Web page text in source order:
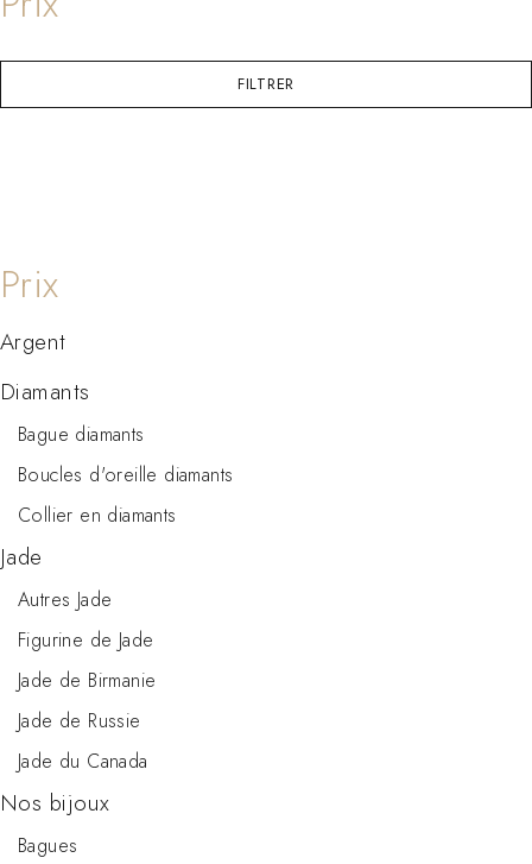
FILTRER
Argent
Diamants
Bague diamants
Boucles d'oreille diamants
Collier en diamants
Jade
Autres Jade
Figurine de Jade
Jade de Birmanie
Jade de Russie
Jade du Canada
Nos bijoux
Bagues